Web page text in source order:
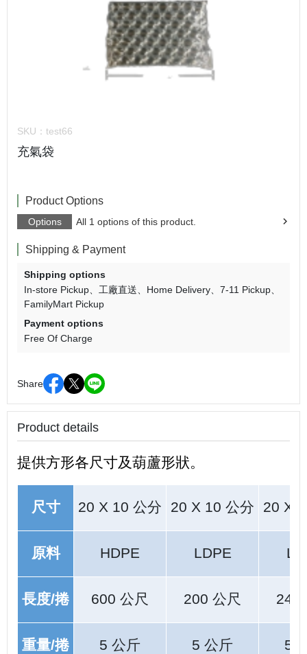
SKU： test66
充氣袋
Product Options
Options All 1 options of this product.
Shipping & Payment
Shipping options
In-store Pickup
工廠直送 Home Delivery
7-11 Pickup
FamilyMart Pickup
Payment options
Free Of Charge
Share
Product details
提供方形各尺寸及葫蘆形狀。
尺寸 20 X 10 公分 20 X 10 公分 20 X
原料 HDPE LDPE
長度/捲 600 公尺 200 公尺 240
重量/捲 5 公斤 5 公斤 5